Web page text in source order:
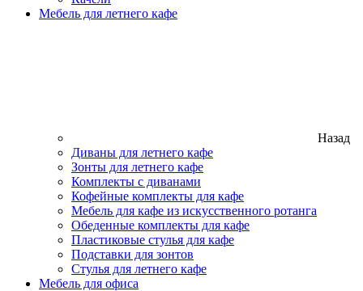
Мебель для летнего кафе
Назад
Диваны для летнего кафе
Зонты для летнего кафе
Комплекты с диванами
Кофейные комплекты для кафе
Мебель для кафе из искусственного ротанга
Обеденные комплекты для кафе
Пластиковые стулья для кафе
Подставки для зонтов
Стулья для летнего кафе
Мебель для офиса